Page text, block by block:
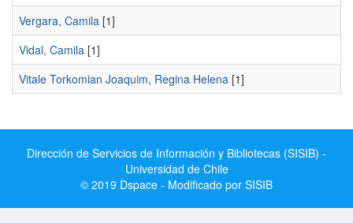
Vergara, Camila [1]
Vidal, Camila [1]
Vitale Torkomian Joaquim, Regina Helena [1]
Dirección de Servicios de Información y Bibliotecas (SISIB) -
Universidad de Chile
© 2019 Dspace - Modificado por SISIB